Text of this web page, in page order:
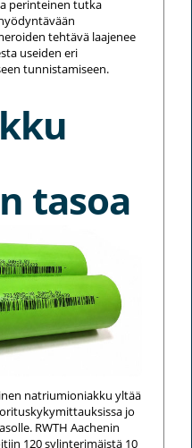
perinteinen tutka
tehtävä laajenee
useiden eri
tunnistamiseen.
tasoa
natriumioniakku yltää
jo
RWTH Aachenin
120 sylinterimäistä 10